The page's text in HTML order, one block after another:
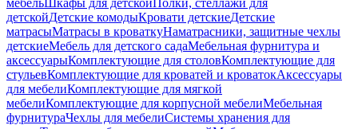
мебель Шкафы для детской Полки, стеллажи для
детскойДетские комодыКровати детскиеДетские
матрасыМатрасы в кроваткуНаматрасники, защитные чехлы
детскиеМебель для детского садаМебельная фурнитура и
аксессуарыКомплектующие для столовКомплектующие для
стульевКомплектующие для кроватей и кроватокАксессуары
для мебелиКомплектующие для мягкой
мебелиКомплектующие для корпусной мебелиМебельная
фурнитураЧехлы для мебелиСистемы хранения для